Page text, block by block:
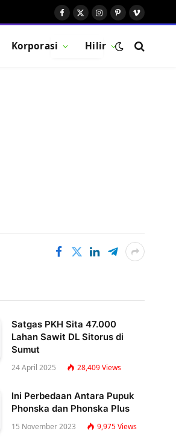
Facebook
X
Instagram
Pinterest
Vimeo
Korporasi Hilir
BUTTON
Satgas PKH Sita 47.000
Lahan Sawit DL Sitorus di
Sumut
24 April 2025 28,409Views
Ini Perbedaan Antara Pupuk
Phonska dan Phonska Plus
15 November 2023 9,975Views